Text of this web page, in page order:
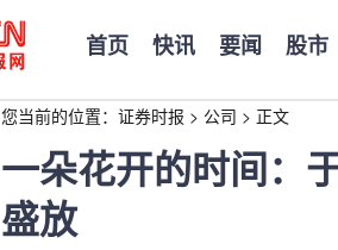
首页 快讯 要闻 股市
您当前的位置： 证券时报 > 公司 > 正文
一朵花开的时间：
盛放